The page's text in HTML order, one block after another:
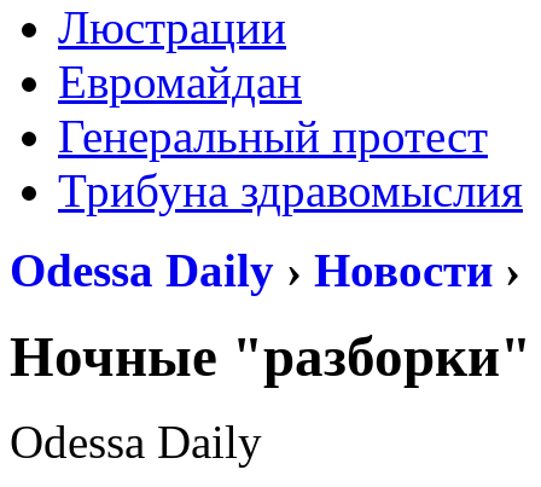
Люстрации
Евромайдан
Генеральный протест
Трибуна здравомыслия
Odessa Daily › Новости ›
Ночные "разборки"
Odessa Daily